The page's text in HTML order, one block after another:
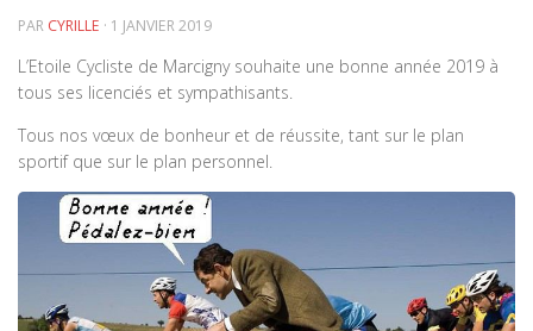
PAR CYRILLE · 1 JANVIER 2019
L’Etoile Cycliste de Marcigny souhaite une bonne année 2019 à
tous ses licenciés et sympathisants.
Tous nos vœux de bonheur et de réussite, tant sur le plan
sportif que sur le plan personnel.